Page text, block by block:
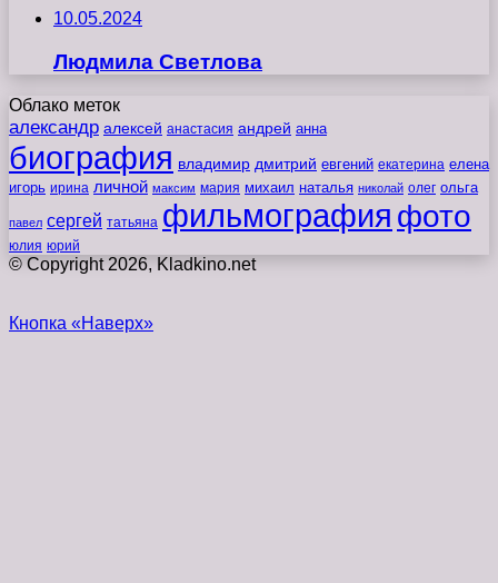
10.05.2024
Людмила Светлова
Облако меток
александр алексей анастасия андрей анна
биография владимир дмитрий евгений екатерина елена
игорь ирина личной максим мария михаил наталья николай олег ольга
павел сергей татьяна фильмография фото
юлия юрий
© Copyright 2026, Kladkino.net
Кнопка «Наверх»